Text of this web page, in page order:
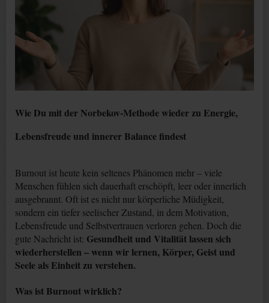
Wie Du mit der Norbekov-Methode wieder zu Energie,
Lebensfreude und innerer Balance findest
Burnout ist heute kein seltenes Phänomen mehr – viele
Menschen fühlen sich dauerhaft erschöpft, leer oder innerlich
ausgebrannt. Oft ist es nicht nur körperliche Müdigkeit,
sondern ein tiefer seelischer Zustand, in dem Motivation,
Lebensfreude und Selbstvertrauen verloren gehen. Doch die
gute Nachricht ist: Gesundheit und Vitalität lassen sich
wiederherstellen – wenn wir lernen, Körper, Geist und
Seele als Einheit zu verstehen.
Was ist Burnout wirklich?